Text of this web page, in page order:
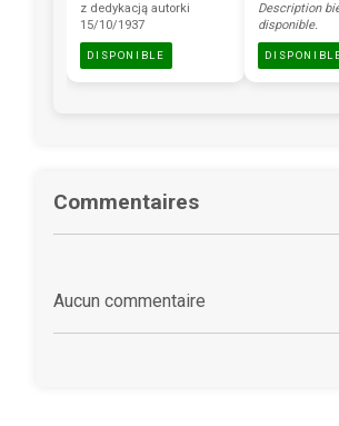
z dedykacją autorki
15/10/1937
DISPONIBLE
Description
disponible.
Commentaires
Aucun commentaire